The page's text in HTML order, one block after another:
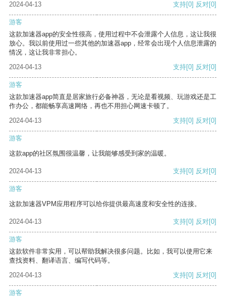
2024-04-13
支持[0] 反对[0]
游客
这款加速器app的安全性很高，使用过程中不会泄露个人信息，这让我很
放心。我以前使用过一些其他的加速器app，经常会出现个人信息泄露的
情况，这让我非常担心。
2024-04-13
支持[0] 反对[0]
游客
这款加速器app简直是居家旅行必备神器，无论是看视频、玩游戏还是工
作办公，都能畅享高速网络，再也不用担心网速卡顿了。
2024-04-13
支持[0] 反对[0]
游客
这款app的社区氛围很温馨，让我能够感受到家的温暖。
2024-04-13 支持[0] 反对[0]
游客
这款加速器VPM应用程序可以给你提供最高速度和安全性的连接。
2024-04-13 支持[0] 反对[0]
游客
这款软件非常实用，可以帮助我解决很多问题。比如，我可以使用它来
查找资料、翻译语言、编写代码等。
2024-04-13
支持[0] 反对[0]
游客